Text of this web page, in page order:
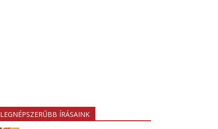
LEGNÉPSZERŰBB ÍRÁSAINK